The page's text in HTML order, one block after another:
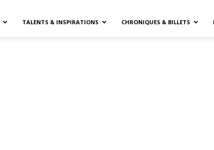
TALENTS & INSPIRATIONS CHRONIQUES & BILLETS